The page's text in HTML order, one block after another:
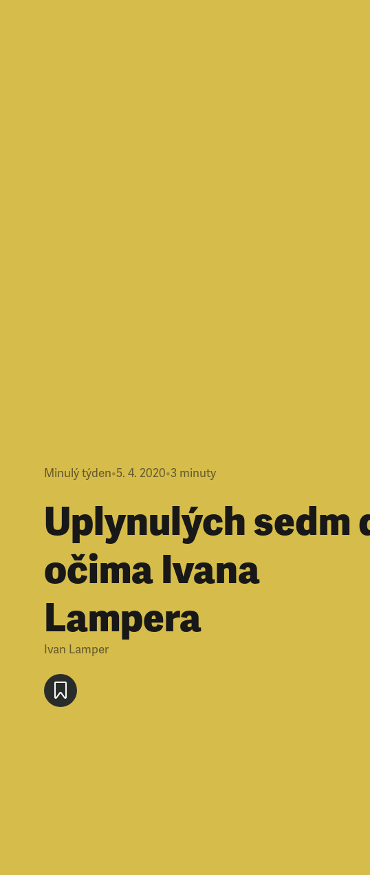
Minulý týden•5. 4. 2020•3 minuty
Uplynulých sedm
očima Ivana
Lampera
Ivan Lamper